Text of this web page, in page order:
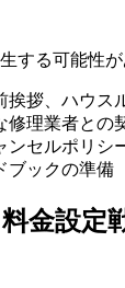
する可能性
挨拶、ハウス
修理業者との
ンセルポリシ
ブックの準備
金設定